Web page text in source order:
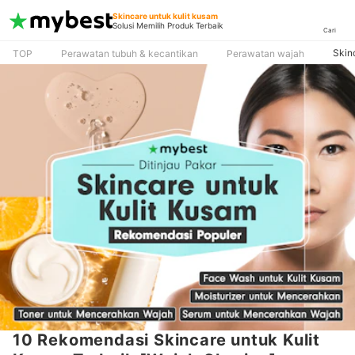
Skincare untuk kulit kusam
Solusi Memilih Produk Terbaik
Cari
TOP Perawatan tubuh & kecantikan Perawatan wajah
10 Rekomendasi Skincare untuk Kulit